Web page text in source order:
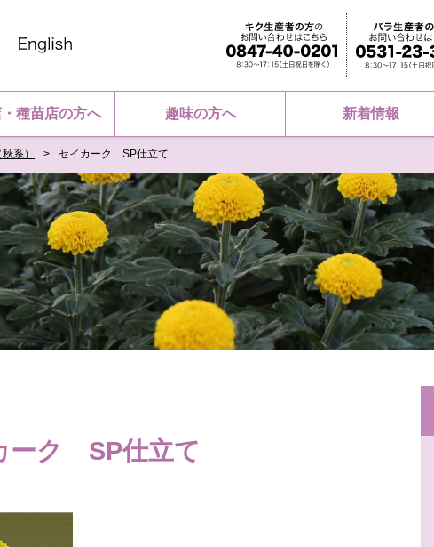
種苗店の方へ 趣味の方へ 新着情報
系） セイカーク SP仕立て
ーク SP仕立て